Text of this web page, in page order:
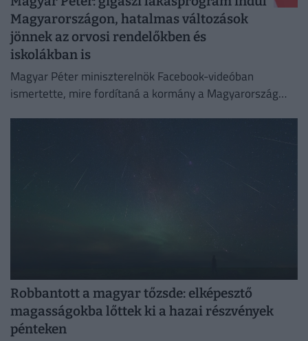
Magyarországon, hatalmas változások
jönnek az orvosi rendelőkben és
iskolákban is
Magyar Péter miniszterelnök Facebook-videóban
ismertette, mire fordítaná a kormány a Magyarország
Robbantott a magyar tőzsde: elképesztő
magasságokba lőttek ki a hazai részvények
pénteken